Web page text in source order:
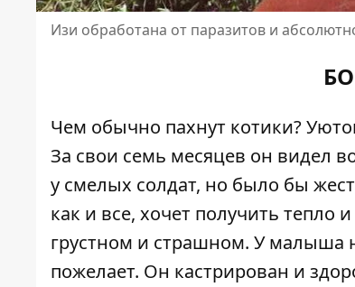
Изи обработана от паразитов и
Чем обычно пахнут котики?
За свои семь месяцев он видел
у смелых солдат, но было бы
как и все, хочет получить тепло
грустном и страшном. У малыша
пожелает. Он кастрирован и